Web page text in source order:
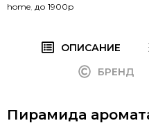
home до 1900р
ОПИСАНИЕ
БРЕНД
Пирамида